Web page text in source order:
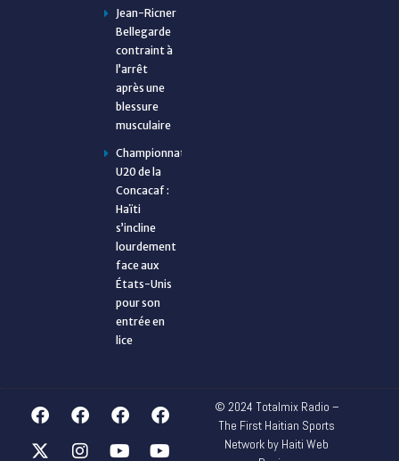
Jean-Ricner
Bellegarde
contraint à
l’arrêt
après une
blessure
musculaire
Championnat
U20 de la
Concacaf :
Haïti
s’incline
lourdement
face aux
États-Unis
pour son
entrée en
lice
© 2024 Totalmix Radio –
The First Haitian Sports
Network by Haiti Web